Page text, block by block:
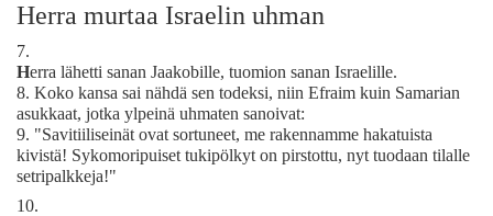
Herra murtaa Israelin uhman
7.
Herra lähetti sanan Jaakobille, tuomion sanan Israelille.
8. Koko kansa sai nähdä sen todeksi, niin Efraim kuin Samarian
asukkaat, jotka ylpeinä uhmaten sanoivat:
9. "Savitiiliseinät ovat sortuneet, me rakennamme hakatuista
kivistä! Sykomoripuiset tukipölkyt on pirstottu, nyt tuodaan tilalle
setripalkkeja!"
10.